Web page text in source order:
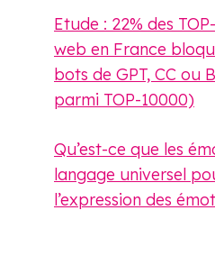
Etude : 22% des
web en France
bots de GPT, CC ou
parmi TOP-10000)
Qu’est-ce que les
langage universel
l’expression des